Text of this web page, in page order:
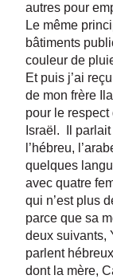
autres pour
Le même
bâtiments
couleur de
Et puis j’ai
de mon frère
pour le
Israël. Il
l’hébreu,
quelques
avec quatre
qui n’est plus
parce que sa
deux suivants,
parlent
dont la mère,